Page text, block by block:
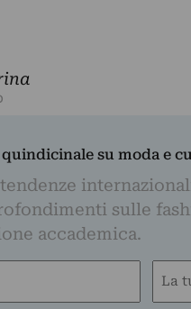
su moda e
sulle
accademica.
Email